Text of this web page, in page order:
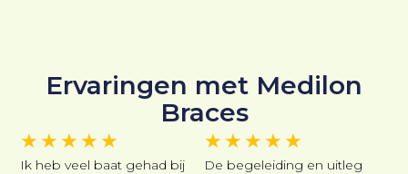
Ervaringen met Medilon
Braces
★ ★ ★ ★ ★
Ik heb veel baat gehad bij
★ ★ ★ ★ ★
De begeleiding en uitleg